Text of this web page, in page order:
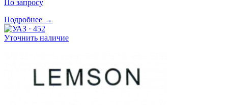
По запросу
Подробнее →
Уточнить наличие